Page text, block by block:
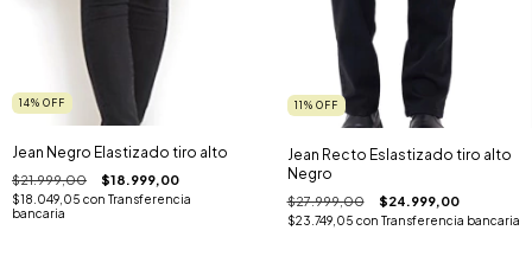
14% OFF
Jean Negro Elastizado tiro alto
$21.999,00 $18.999,00
$18.049,05 con Transferencia
bancaria
11 % OFF
Jean Recto Eslastizado tiro alto
Negro
$27.999,00 $24.999,00
$23.749,05 con Transferencia bancaria